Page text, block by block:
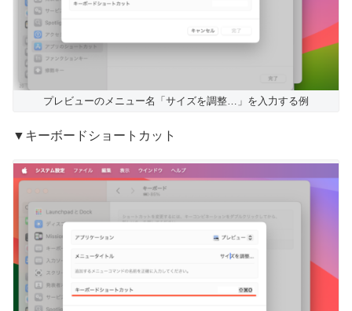
プレビューのメニュー名「サイズを調整…」を入力する例
▼キーボードショートカット